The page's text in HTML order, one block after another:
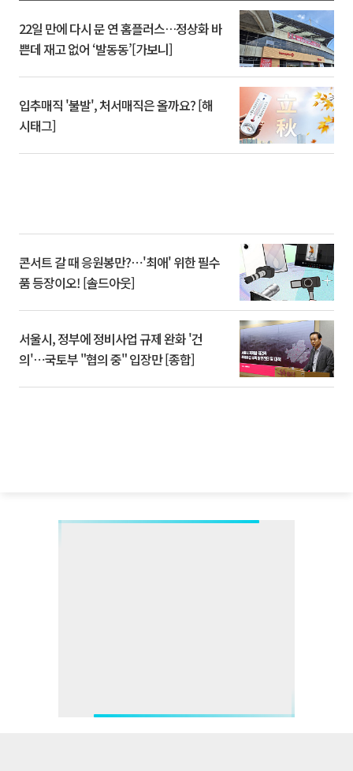
22일 만에 다시 문 연 홈플러스…정상화 바
쁜데 재고 없어 ‘발동동’[가보니]
입추매직 '불발', 처서매직은 올까요? [해
시태그]
콘서트 갈 때 응원봉만?⋯'최애' 위한 필수
품 등장이오! [솔드아웃]
서울시, 정부에 정비사업 규제 완화 '건
의'⋯국토부 "협의 중" 입장만 [종합]